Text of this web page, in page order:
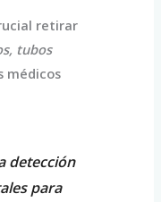
retirar
tubos
médicos
detección
para